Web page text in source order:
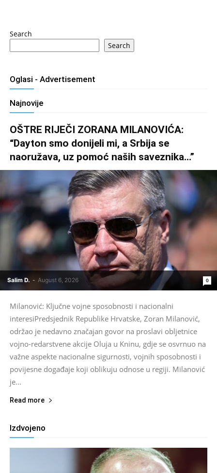
Search
Search
Oglasi - Advertisement
Najnovije
OŠTRE RIJEČI ZORANA MILANOVIĆA:
“Dayton smo donijeli mi, a Srbija se
naoružava, uz pomoć naših saveznika…”
Salim D. - August 6, 2026 0
Milanović: Ključne vojne sposobnosti i nacionalni
interesiPredsjednik Republike Hrvatske, Zoran Milanović,
održao je nedavno značajan govor na proslavi obljetnice
vojno-redarstvene akcije Oluja u Kninu, gdje se osvrnuo na
važne aspekte nacionalne sigurnosti, vojnih sposobnosti i
povijesne događaje koji oblikuju odnose u regiji. Milanović
je...
Read more
Izdvojeno